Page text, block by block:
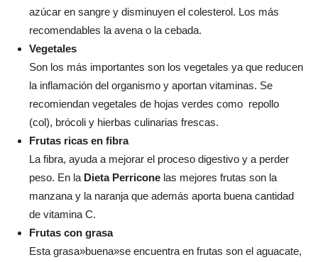
azúcar en sangre y disminuyen el colesterol. Los más
recomendables la avena o la cebada.
Vegetales
Son los más importantes son los vegetales ya que reducen
la inflamación del organismo y aportan vitaminas. Se
recomiendan vegetales de hojas verdes como repollo
(col), brócoli y hierbas culinarias frescas.
Frutas ricas en fibra
La fibra, ayuda a mejorar el proceso digestivo y a perder
peso. En la Dieta Perricone las mejores frutas son la
manzana y la naranja que además aporta buena cantidad
de vitamina C.
Frutas con grasa
Esta grasa»buena»se encuentra en frutas son el aguacate,